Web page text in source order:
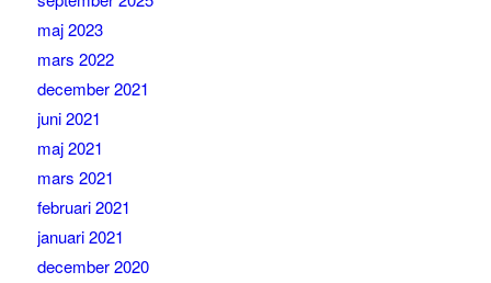
maj 2023
mars 2022
december 2021
juni 2021
maj 2021
mars 2021
februari 2021
januari 2021
december 2020